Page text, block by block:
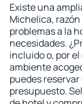
Existe una
Michelica,
problemas a la
necesidades.
incluido o, por
ambiente
puedes
presupuesto.